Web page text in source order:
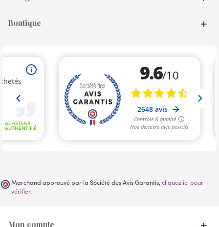
Boutique
Marchand approuvé par la Société des Avis Garantis, cliquez ici pour
vérifier.
Mon compte